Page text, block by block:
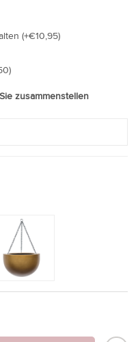
(+€10,95)
zusammenstellen